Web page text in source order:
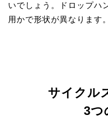
いでしょう。ドロップハ
用かで形状が異なります。
サイクル
3つ